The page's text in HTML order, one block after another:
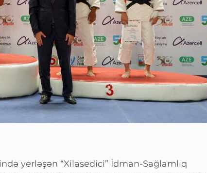
yerləşən “Xilasedici” İdman-Sağlamlıq